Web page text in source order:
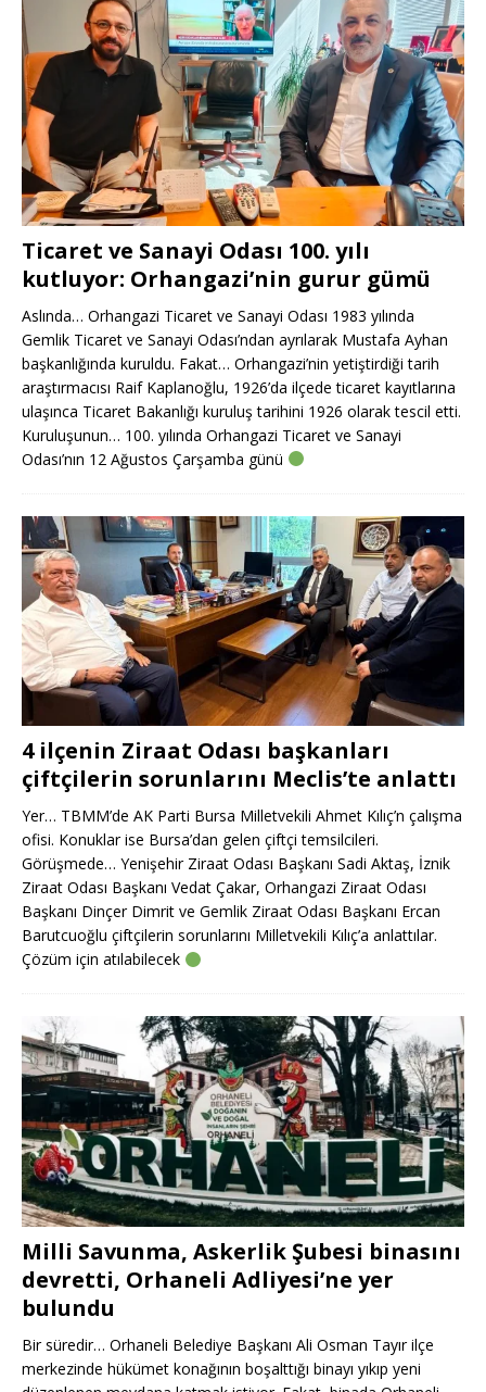
Ticaret ve Sanayi Odası 100. yılı
kutluyor: Orhangazi’nin gurur gümü
Aslında… Orhangazi Ticaret ve Sanayi Odası 1983 yılında
Gemlik Ticaret ve Sanayi Odası’ndan ayrılarak Mustafa Ayhan
başkanlığında kuruldu. Fakat… Orhangazi’nin yetiştirdiği tarih
araştırmacısı Raif Kaplanoğlu, 1926’da ilçede ticaret kayıtlarına
ulaşınca Ticaret Bakanlığı kuruluş tarihini 1926 olarak tescil etti.
Kuruluşunun… 100. yılında Orhangazi Ticaret ve Sanayi
Odası’nın 12 Ağustos Çarşamba günü
4 ilçenin Ziraat Odası başkanları
çiftçilerin sorunlarını Meclis’te anlattı
Yer… TBMM’de AK Parti Bursa Milletvekili Ahmet Kılıç’n çalışma
ofisi. Konuklar ise Bursa’dan gelen çiftçi temsilcileri.
Görüşmede… Yenişehir Ziraat Odası Başkanı Sadi Aktaş, İznik
Ziraat Odası Başkanı Vedat Çakar, Orhangazi Ziraat Odası
Başkanı Dinçer Dimrit ve Gemlik Ziraat Odası Başkanı Ercan
Barutcuoğlu çiftçilerin sorunlarını Milletvekili Kılıç’a anlattılar.
Çözüm için atılabilecek
Milli Savunma, Askerlik Şubesi binasını
devretti, Orhaneli Adliyesi’ne yer
bulundu
Bir süredir… Orhaneli Belediye Başkanı Ali Osman Tayır ilçe
merkezinde hükümet konağının boşalttığı binayı yıkıp yeni